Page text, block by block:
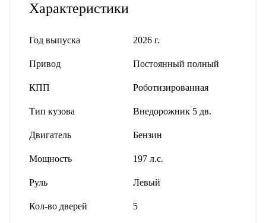
Противоугонная система
Сигнализация
Центральный замок
Помощь при вождении
Бортовой компьютер
Круиз-контроль
Парктроник задний
Парктроник передний и задний
Характеристики
Год выпуска 2026 г.
Привод Постоянный полный
КПП Роботизированная
Тип кузова Внедорожник 5 дв.
Двигатель Бензин
Мощность 197 л.с.
Руль Левый
Кол-во дверей 5